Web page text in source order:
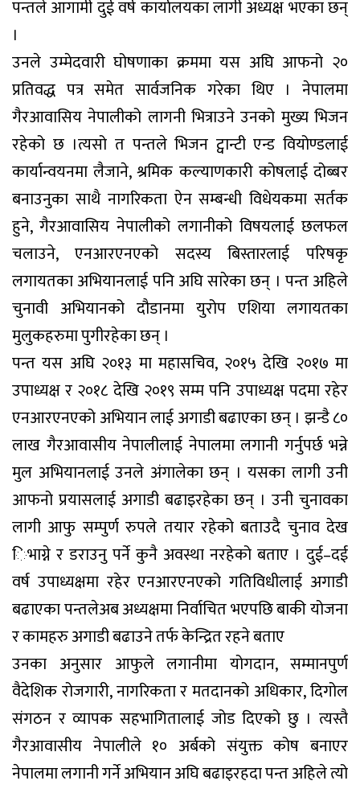
पन्तले आगामी दुई वर्ष कार्यालयका लागी अध्यक्ष भएका छन्
।
उनले उम्मेदवारी घोषणाका क्रममा यस अघि आफनो २०
प्रतिवद्ध पत्र समेत सार्वजनिक गरेका थिए । नेपालमा
गैरआवासिय नेपालीको लागनी भित्राउने उनको मुख्य भिजन
रहेको छ ।त्यसो त पन्तले भिजन ट्वान्टी एन्ड वियोण्डलाई
कार्यान्वयनमा लैजाने, श्रमिक कल्याणकारी कोषलाई दोब्बर
बनाउनुका साथै नागरिकता ऐन सम्बन्धी विधेयकमा सर्तक
हुने, गैरआवासिय नेपालीको लगानीको विषयलाई छलफल
चलाउने, एनआरएनएको सदस्य बिस्तारलाई परिषकृ
लगायतका अभियानलाई पनि अघि सारेका छन् । पन्त अहिले
चुनावी अभियानको दौडानमा युरोप एशिया लगायतका
मुलुकहरुमा पुगीरहेका छन् ।
पन्त यस अघि २०१३ मा महासचिव, २०१५ देखि २०१७ मा
उपाध्यक्ष र २०१८ देखि २०१९ सम्म पनि उपाध्यक्ष पदमा रहेर
एनआरएनएको अभियान लाई अगाडी बढाएका छन् । झन्डै ८०
लाख गैरआवासीय नेपालीलाई नेपालमा लगानी गर्नुपर्छ भन्ने
मुल अभियानलाई उनले अंगालेका छन् । यसका लागी उनी
आफनो प्रयासलाई अगाडी बढाइरहेका छन् । उनी चुनावका
लागी आफु सम्पुर्ण रुपले तयार रहेको बताउदै चुनाव देख
िभाग्ने र डराउनु पर्ने कुनै अवस्था नरहेको बताए । दुई–दई
वर्ष उपाध्यक्षमा रहेर एनआरएनएको गतिविधीलाई अगाडी
बढाएका पन्तलेअब अध्यक्षमा निर्वाचित भएपछि बाकी योजना
र कामहरु अगाडी बढाउने तर्फ केन्द्रित रहने बताए
उनका अनुसार आफुले लगानीमा योगदान, सम्मानपुर्ण
वैदेशिक रोजगारी, नागरिकता र मतदानको अधिकार, दिगोल
संगठन र व्यापक सहभागितालाई जोड दिएको छु । त्यस्तै
गैरआवासीय नेपालीले १० अर्बको संयुक्त कोष बनाएर
नेपालमा लगानी गर्ने अभियान अघि बढाइरहदा पन्त अहिले त्यो